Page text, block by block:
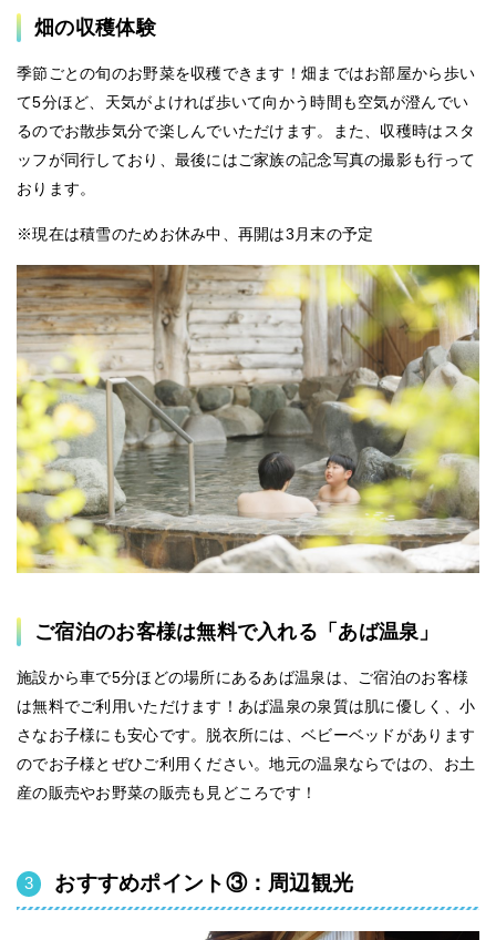
畑の収穫体験
季節ごとの旬のお野菜を収穫できます！畑まではお部屋から歩い
て5分ほど、天気がよければ歩いて向かう時間も空気が澄んでい
るのでお散歩気分で楽しんでいただけます。また、収穫時は スタ
ッフが同行しており、最後にはご家族の記念写真の撮影も行って
おります。
※現在は積雪のためお休み中、再開は3月末の予定
ご宿泊のお客様は無料で入れる「あば温泉」
施設から車で5分ほどの場所にあるあば温泉は、ご宿泊のお客様
は無料でご利用いただけます！あば温泉の泉質は肌に優しく、小
さなお子様にも安心です。脱衣所には、ベビーベッドがあります
のでお子様とぜひご利用ください。地元の温泉ならではの、お土
産の販売やお野菜の販売も見どころです！
おすすめポイント③：周辺観光